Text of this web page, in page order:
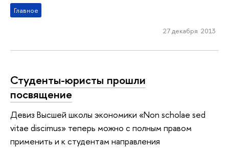
Главное
27 декабря 2013
Студенты-юристы прошли
посвящение
Девиз Высшей школы экономики «Non scholae sed
vitae discimus» теперь можно с полным правом
применить и к студентам направления